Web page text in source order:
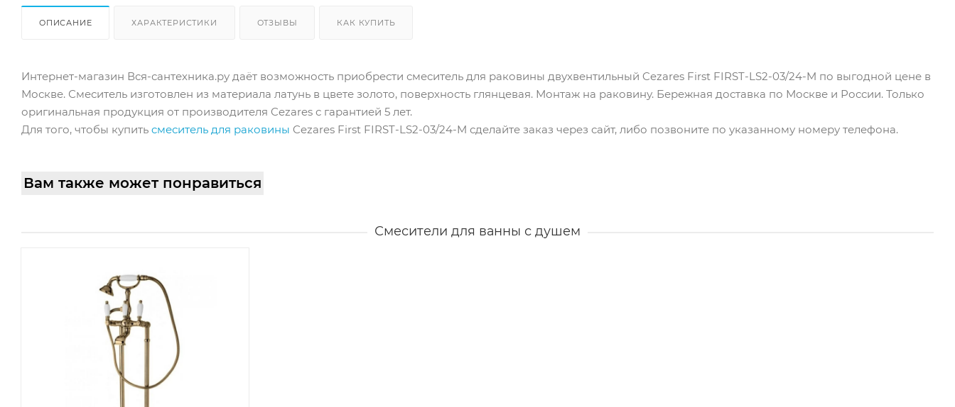
ОПИСАНИЕ ХАРАКТЕРИСТИКИ ОТЗЫВЫ КАК КУПИТЬ
Интернет-магазин Вся-сантехника.ру даёт возможность приобрести смеситель для раковины двухвентильный Cezares First FIRST-LS2-03/24-M по выгодной цене в
Москве. Смеситель изготовлен из материала латунь в цвете золото, поверхность глянцевая. Монтаж на раковину. Бережная доставка по Москве и России. Только
оригинальная продукция от производителя Cezares с гарантией 5 лет.
Для того, чтобы купить cмеситель для раковины Cezares First FIRST-LS2-03/24-M сделайте заказ через сайт, либо позвоните по указанному номеру телефона.
Вам также может понравиться
Смесители для ванны с душем